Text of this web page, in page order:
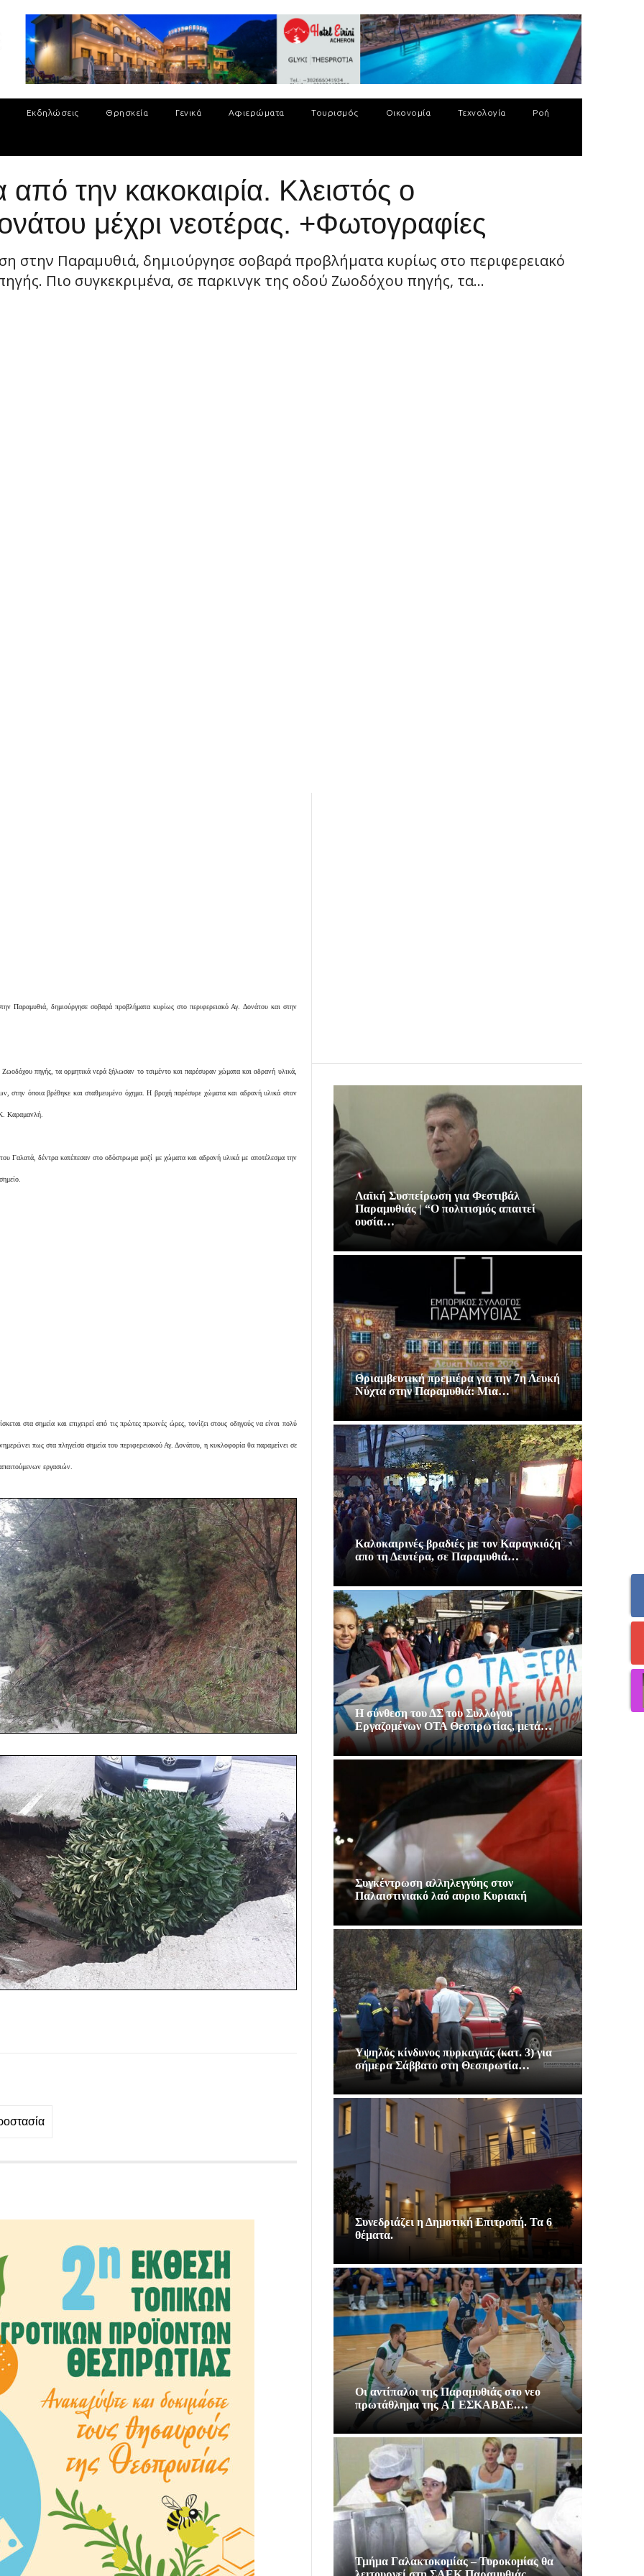
Εκδηλώσεις Θρησκεία Γενικά Αφιερώματα Τουρισμός Οικονομία Τεχνολογία Ροή
την κακοκαιρία. Κλειστός ο
μέχρι νεοτέρας. +Φωτογραφίες
στην Παραμυθιά, δημιούργησε σοβαρά προβλήματα κυρίως στο περιφερειακό
Πιο συγκεκριμένα, σε παρκινγκ της οδού Ζωοδόχου πηγής, τα...
Παραμυθιά, δημιούργησε σοβαρά προβλήματα κυρίως στο περιφερειακό Αγ. Δονάτου και στην
πηγής, τα ορμητικά νερά ξήλωσαν το τσιμέντο και παρέσυραν χώματα και αδρανή υλικά,
στην όποια βρέθηκε και σταθμευμένο όχημα. Η βροχή παρέσυρε χώματα και αδρανή υλικά στον
Καραμανλή.
Γαλατά, δέντρα κατέπεσαν στο οδόστρωμα μαζί με χώματα και αδρανή υλικά με αποτέλεσμα την
στα σημεία και επιχειρεί από τις πρώτες πρωινές ώρες, τονίζει στους οδηγούς να είναι πολύ
πως στα πληγείσα σημεία του περιφερειακού Αγ. Δονάτου, η κυκλοφορία θα παραμείνει σε
εργασιών.
Λαϊκή Συσπείρωση για Φεστιβάλ
Παραμυθιάς | “Ο πολιτισμός απαιτεί
ουσία…
Θριαμβευτική πρεμιέρα για την 7η Λευκή
Νύχτα στην Παραμυθιά: Μια…
Καλοκαιρινές βραδιές με τον Καραγκιόζη
απο τη Δευτέρα, σε Παραμυθιά…
Η σύνθεση του ΔΣ του Συλλόγου
Εργαζομένων ΟΤΑ Θεσπρωτίας, μετά…
Συγκέντρωση αλληλεγγύης στον
Παλαιστινιακό λαό αυριο Κυριακή
Υψηλός κίνδυνος πυρκαγιάς (κατ. 3) για
σήμερα Σάββατο στη Θεσπρωτία…
Συνεδριάζει η Δημοτική Επιτροπή. Τα 6
θέματα.
Οι αντίπαλοι της Παραμυθιάς στο νεο
πρωτάθλημα της A1 ΕΣΚΑΒΔΕ.…
Τμήμα Γαλακτοκομίας – Τυροκομίας θα